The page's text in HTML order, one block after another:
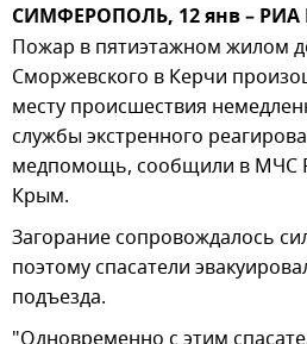
СИМФЕРОПОЛЬ, 12 янв – РИА
Пожар в пятиэтажном жилом
Сморжевского в Керчи
месту происшествия
службы экстренного
медпомощь, сообщили в МЧС
Крым.
Загорание сопровождалось
поэтому спасатели
подъезда.